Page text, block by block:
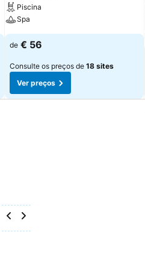
Piscina
Spa
de € 56
Consulte os preços de 18 sites
Ver preços